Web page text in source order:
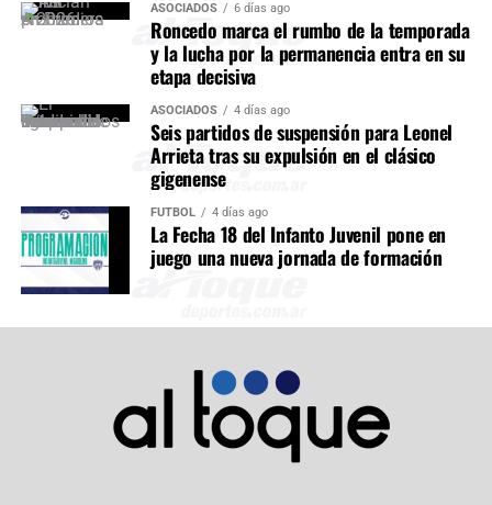
ASOCIADOS 6 días ago
Roncedo marca el rumbo de la temporada
y la lucha por la permanencia entra en su
etapa decisiva
ASOCIADOS 4 días ago
Seis partidos de suspensión para Leonel
Arrieta tras su expulsión en el clásico
gigenense
FÚTBOL 4 días ago
La Fecha 18 del Infanto Juvenil pone en
juego una nueva jornada de formación